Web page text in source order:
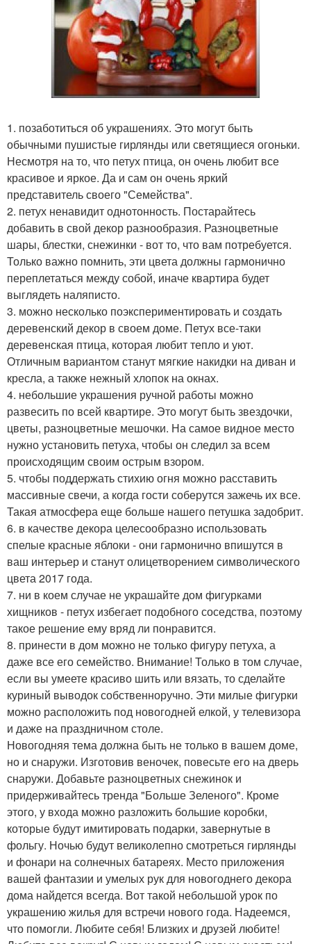
1. позаботиться об украшениях. Это могут быть
обычными пушистые гирлянды или светящиеся огоньки.
Несмотря на то, что петух птица, он очень любит все
красивое и яркое. Да и сам он очень яркий
представитель своего "Семейства".
2. петух ненавидит однотонность. Постарайтесь
добавить в свой декор разнообразия. Разноцветные
шары, блестки, снежинки - вот то, что вам потребуется.
Только важно помнить, эти цвета должны гармонично
переплетаться между собой, иначе квартира будет
выглядеть наляписто.
3. можно несколько поэкспериментировать и создать
деревенский декор в своем доме. Петух все-таки
деревенская птица, которая любит тепло и уют.
Отличным вариантом станут мягкие накидки на диван и
кресла, а также нежный хлопок на окнах.
4. небольшие украшения ручной работы можно
развесить по всей квартире. Это могут быть звездочки,
цветы, разноцветные мешочки. На самое видное место
нужно установить петуха, чтобы он следил за всем
происходящим своим острым взором.
5. чтобы поддержать стихию огня можно расставить
массивные свечи, а когда гости соберутся зажечь их все.
Такая атмосфера еще больше нашего петушка задобрит.
6. в качестве декора целесообразно использовать
спелые красные яблоки - они гармонично впишутся в
ваш интерьер и станут олицетворением символического
цвета 2017 года.
7. ни в коем случае не украшайте дом фигурками
хищников - петух избегает подобного соседства, поэтому
такое решение ему вряд ли понравится.
8. принести в дом можно не только фигуру петуха, а
даже все его семейство. Внимание! Только в том случае,
если вы умеете красиво шить или вязать, то сделайте
куриный выводок собственноручно. Эти милые фигурки
можно расположить под новогодней елкой, у телевизора
и даже на праздничном столе.
Новогодняя тема должна быть не только в вашем доме,
но и снаружи. Изготовив веночек, повесьте его на дверь
снаружи. Добавьте разноцветных снежинок и
придерживайтесь тренда "Больше Зеленого". Кроме
этого, у входа можно разложить большие коробки,
которые будут имитировать подарки, завернутые в
фольгу. Ночью будут великолепно смотреться гирлянды
и фонари на солнечных батареях. Место приложения
вашей фантазии и умелых рук для новогоднего декора
дома найдется всегда. Вот такой небольшой урок по
украшению жилья для встречи нового года. Надеемся,
что помогли. Любите себя! Близких и друзей любите!